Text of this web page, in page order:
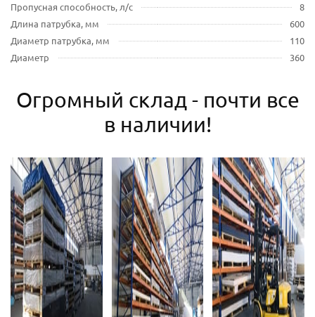
Пропусная способность, л/с
8
Длина патрубка, мм
600
Диаметр патрубка, мм
110
Диаметр
360
Огромный склад - почти все
в наличии!